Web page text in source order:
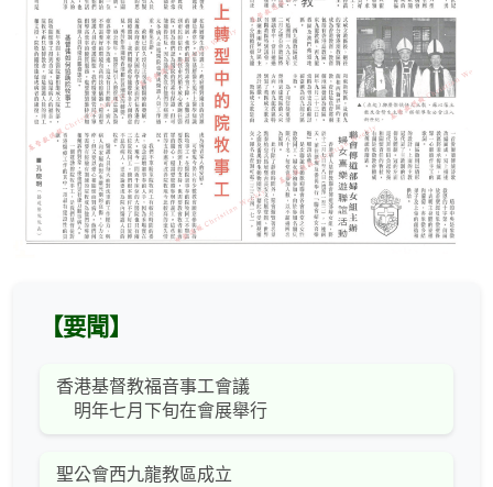
【要聞】
香港基督教福音事工會議
明年七月下旬在會展舉行
聖公會西九龍教區成立